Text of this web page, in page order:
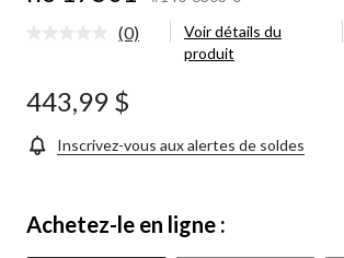
Aucune
ce
produit.
vers
(0)
Voir détails du
produit
443,99 $
Inscrivez-vous aux alertes de soldes
Achetez-le en ligne :